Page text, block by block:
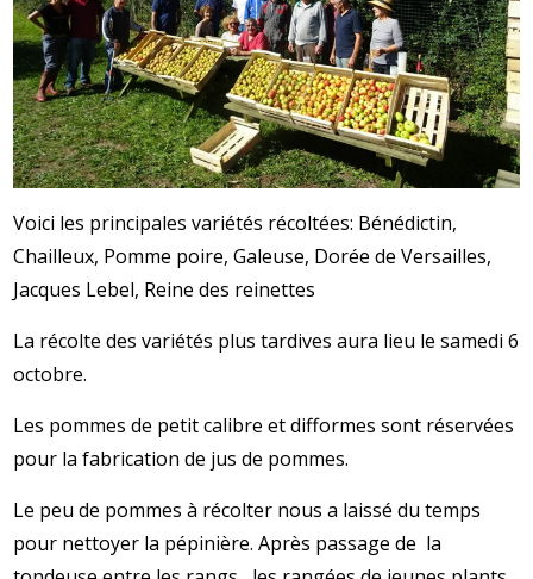
Voici les principales variétés récoltées: Bénédictin,
Chailleux, Pomme poire, Galeuse, Dorée de Versailles,
Jacques Lebel, Reine des reinettes
La récolte des variétés plus tardives aura lieu le samedi 6
octobre.
Les pommes de petit calibre et difformes sont réservées
pour la fabrication de jus de pommes.
Le peu de pommes à récolter nous a laissé du temps
pour nettoyer la pépinière. Après passage de la